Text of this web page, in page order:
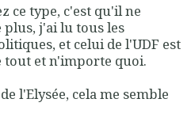
ce type, c'est qu'il ne
plus, j'ai lu tous les
et celui de l'UDF est
tout et n'importe quoi.
l'Elysée, cela me semble